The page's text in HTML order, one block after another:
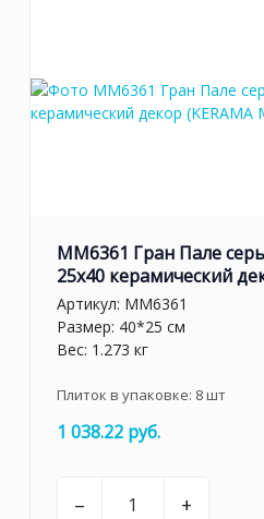
MM6361 Гран Пале
25x40 керамический
Артикул: MM6361
Размер: 40*25 см
Вес: 1.273 кг
Плиток в упаковке: 8шт
1 038.22 руб.
– +